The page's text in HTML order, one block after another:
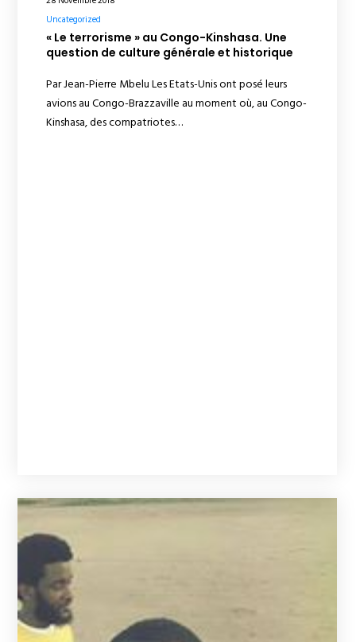
Uncategorized
« Le terrorisme » au Congo-Kinshasa. Une
question de culture générale et historique
Par Jean-Pierre Mbelu Les Etats-Unis ont posé leurs
avions au Congo-Brazzaville au moment où, au Congo-
Kinshasa, des compatriotes…